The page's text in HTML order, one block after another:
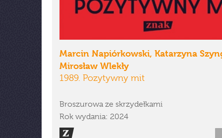
Marcin Napiórkowski, Katarzyna
Mirosław Wlekły
1989. Pozytywny mit
Broszurowa ze skrzydełkami
Rok wydania: 2024